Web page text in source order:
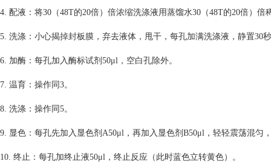
4. 配液：将30（48T的20倍）倍浓缩洗涤液用蒸馏水30（48T的20倍）倍
5. 洗涤：小心揭掉封板膜，弃去液体，甩干，每孔加满洗涤液，静置30
6. 加酶：每孔加入酶标试剂50μl，空白孔除外。
7. 温育：操作同3。
8. 洗涤：操作同5。
9. 显色：每孔先加入显色剂A50μl，再加入显色剂B50μl，轻轻震荡混匀
10. 终止：每孔加终止液50μl，终止反应（此时蓝色立转黄色）。